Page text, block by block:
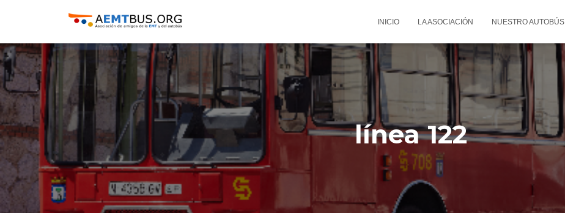
INICIO LA ASOCIACIÓN NUESTRO AUTOBÚS
línea 122